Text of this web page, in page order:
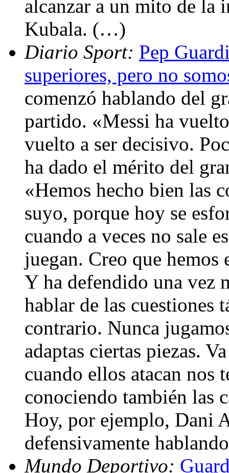
alcanzar a un mito de la
Kubala. (…)
Diario Sport: Pep
superiores, pero no
comenzó hablando del
partido. «Messi ha
vuelto a ser decisivo.
ha dado el mérito del
«Hemos hecho bien las
suyo, porque hoy se
cuando a veces no sale
juegan. Creo que hemos
Y ha defendido una vez
hablar de las cuestiones
contrario. Nunca
adaptas ciertas piezas.
cuando ellos atacan nos
conociendo también las
Hoy, por ejemplo, Dani
defensivamente
Mundo Deportivo: